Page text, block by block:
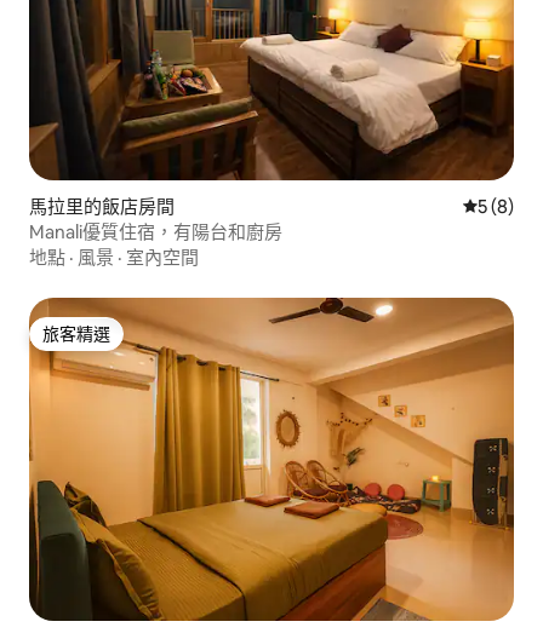
馬拉里的飯店房間 從 8 則評
5 (8)
Manali優質住宿，有陽台和廚房
地點 · 風景 · 室內空間
旅客精選
旅客精選